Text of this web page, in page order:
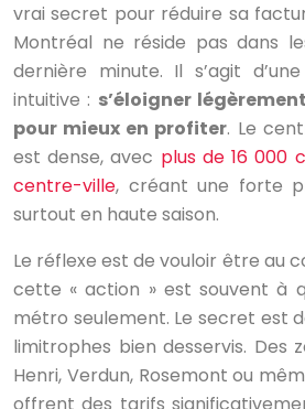
vrai secret pour réduire sa
Montréal ne réside pas dans
dernière minute. Il s’agit
intuitive : s’éloigner
pour mieux en profiter. Le
est dense, avec plus de 16 000
centre-ville, créant une forte
surtout en haute saison.
Le réflexe est de vouloir être au
cette « action » est souvent à
métro seulement. Le secret est
limitrophes bien desservis. Des
Henri, Verdun, Rosemont ou